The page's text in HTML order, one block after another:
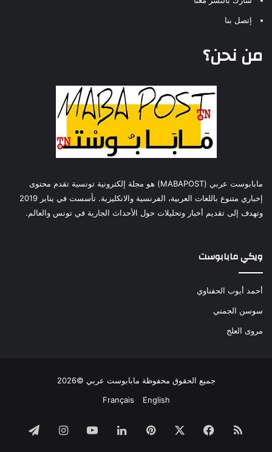
إتصل بنا
من نحن؟
مابابوست عربي (MABAPOST) هو مجلة إلكترونية تونسية تقدم محتوى
إخباري متنوع باللغات العربية، الفرنسية والانكليزية. تأسست في يناير 2019
وتهدف إلى تقديم أخبار وتحليلات حول الأحداث الجارية في تونس والعالم.
ويكي مابابوست
أحمد أيوب الحفناوي
سوسن الجمني
مروى العلج
جميع الحقوق محفوظة مابابوست عربي ©2026
English
Français
ملخصفيسبوك بينتيريستلينكدإن‫YouTubeانستقرام